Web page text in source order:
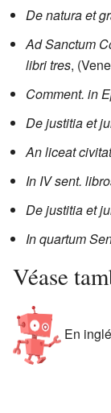
De natura et
Ad Sanctum
libri tres,
Comment. in
De justitia et
An liceat
In IV sent.
De justitia et
In quartum
Véase
En